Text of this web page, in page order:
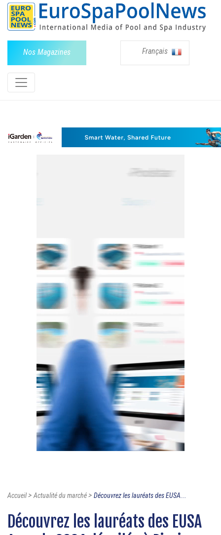
Nos Magazines Français
Accueil>Actualité du marché> Découvrez les lauréats des EUSA...
Découvrez les lauréats des EUSA